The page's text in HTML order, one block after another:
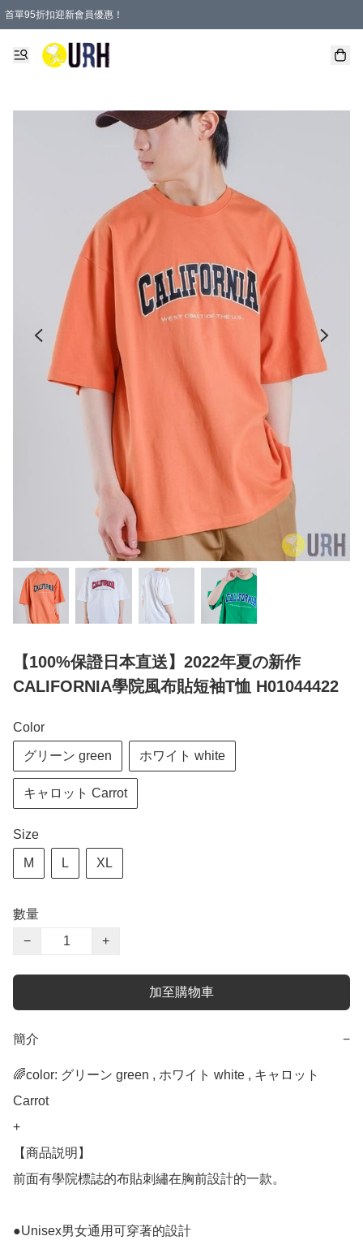
首單95折扣迎新會員優惠！
特選會員可享全單低至 95 折優惠！
單一訂單滿HKD600(澳門HKD800)包郵寄順豐送到家。
【100%保證日本直送】2022年夏の新作
CALIFORNIA學院風布貼短袖T恤 H01044422
Color
グリーン green ホワイト white
キャロット Carrot
Size
M L XL
數量
−
+
加至購物車
簡介 −
🌈color: グリーン green , ホワイト white , キャロット
Carrot
+
【商品説明】
前面有學院標誌的布貼刺繡在胸前設計的一款。
●Unisex男女通用可穿著的設計